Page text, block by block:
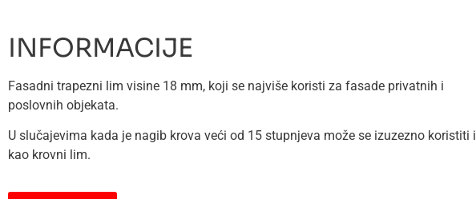
INFORMACIJE
Fasadni trapezni lim visine 18 mm, koji se najviše koristi za fasade privatnih i
poslovnih objekata.
U slučajevima kada je nagib krova veći od 15 stupnjeva može se izuzezno koristiti i
kao krovni lim.